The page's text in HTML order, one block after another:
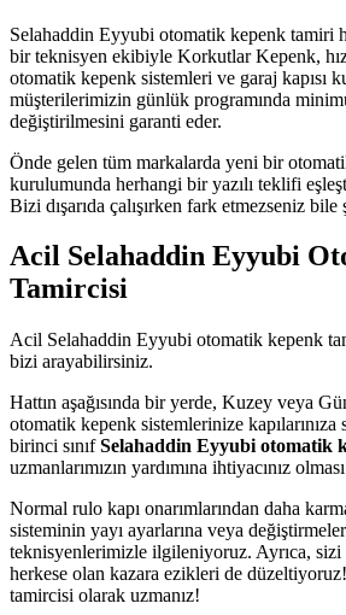
Selahaddin Eyyubi otomatik kepenk tamiri
bir teknisyen ekibiyle Korkutlar Kepenk,
otomatik kepenk sistemleri ve garaj kapısı
müşterilerimizin günlük programında
değiştirilmesini garanti eder.
Önde gelen tüm markalarda yeni bir
kurulumunda herhangi bir yazılı teklifi
Bizi dışarıda çalışırken fark etmezseniz
Acil Selahaddin Eyyubi
Tamircisi
Acil Selahaddin Eyyubi otomatik kepenk
bizi arayabilirsiniz.
Hattın aşağısında bir yerde, Kuzey veya
otomatik kepenk sistemlerinize
birinci sınıfSelahaddin Eyyubi otomatik
uzmanlarımızın yardımına ihtiyacınız
Normal rulo kapı onarımlarından daha
sisteminin yayı ayarlarına veya
teknisyenlerimizle ilgileniyoruz. Ayrıca, sizi
herkese olan kazara ezikleri de
tamircisi olarak uzmanız!